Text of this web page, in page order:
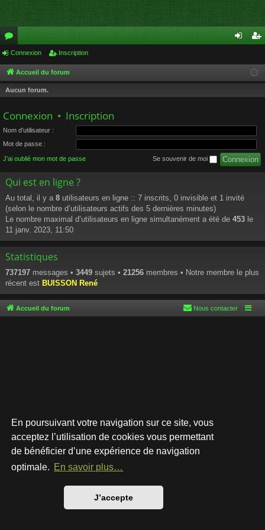
En poursuivant votre navigation sur ce site, vous
acceptez l’utilisation de cookies vous permettant
de bénéficier d’une expérience de navigation
optimale. En savoir plus…
J’accepte
or
u
m
cri
Connexion Inscription
Accueil du forum
Aucun forum.
Connexion • Inscription
Nom d’utilisateur :
Mot de passe :
J’ai oublié mon mot de passe Se souvenir de moi
Qui est en ligne ?
Au total, il y a 8 utilisateurs en ligne :: 7 inscrits, 0 invisible et 1 invité
(selon le nombre d’utilisateurs actifs des 5 dernières minutes)
Le nombre maximal d’utilisateurs en ligne simultanément a été de 453 le
11 janv. 2023, 11:50
Statistiques
737197 messages • 3449 sujets • 21256 membres • Notre membre le plus
récent est BUISSON René
Accueil du forum Nous contacter
Développé parphpBB® Forum Software © phpBB Limited
Style par
Traduction française officielle